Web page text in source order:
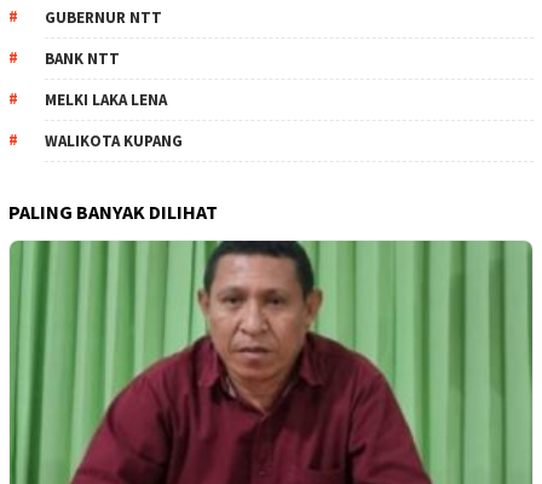
GUBERNUR NTT
BANK NTT
MELKI LAKA LENA
WALIKOTA KUPANG
PALING BANYAK DILIHAT